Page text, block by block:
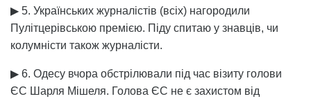
▶ 5. Українських журналістів (всіх) нагородили
Пулітцерівською премією. Піду спитаю у знавців, чи
колумністи також журналісти.
▶ 6. Одесу вчора обстрілювали під час візиту голови
ЄС Шарля Мішеля. Голова ЄС не є захистом від